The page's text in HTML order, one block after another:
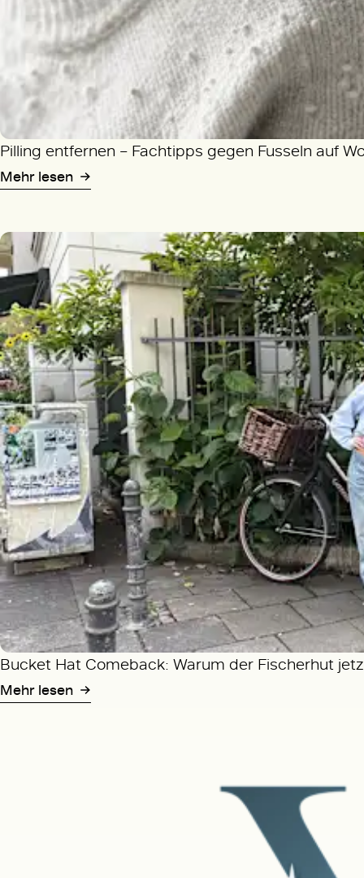
Pilling entfernen – Fachtipps gegen Fusseln auf
Mehr lesen
Bucket Hat Comeback: Warum der Fischerhut
Mehr lesen